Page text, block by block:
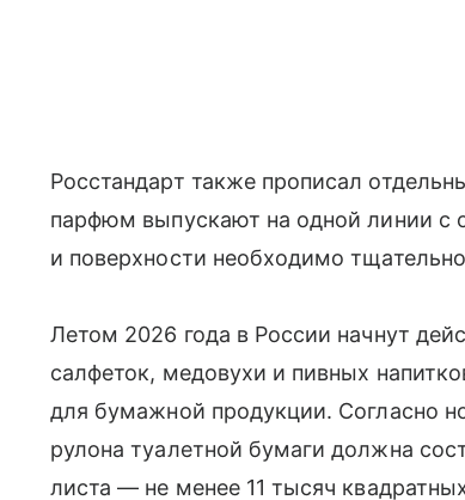
Росстандарт также прописал
парфюм выпускают на одной линии с
и поверхности необходимо
Летом 2026 года в России начнут
салфеток, медовухи и пивных
для бумажной продукции. Согласно
рулона туалетной бумаги должна
листа — не менее 11 тысяч